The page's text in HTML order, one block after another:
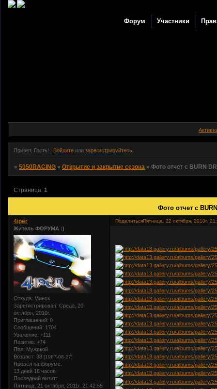
Форум Участники
Привет, Гость! Войдитеили зарегистрируйтесь.
»5050RACING »Открытие и закрытие сезона »Фото отчет с BURN
Фото отчет с
Страница:1
ПоделитьсяПятница, 22 октября, 2010г.
4iper
Житель ФОРУМА :)
Откуда: Минск
Зарегистрирован: Среда, 20
октября, 2010г.
Приглашений: 0
Сообщений: 1704
Уважение: +111
Позитив: +74
Пол: Мужской
Возраст: 38 [1987-08-27]
Провел на форуме:
13 дней 18 часов
Последний визит:
Пятница, 21 октября, 2011г. 21:42:55